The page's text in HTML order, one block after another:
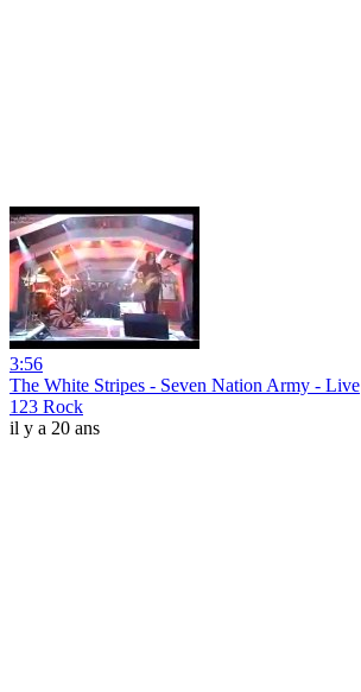
3:56
The White Stripes - Seven Nation Army - Live
123 Rock
il y a 20 ans